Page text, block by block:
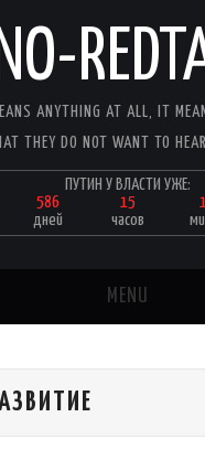
ANYTHING AT ALL, IT
THEY DO NOT WANT TO
ПУТИН У ВЛАСТИ УЖЕ:
586
дней
15
часов
MENU